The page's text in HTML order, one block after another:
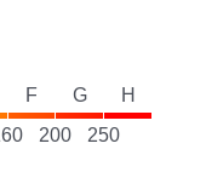
F
200
G
250
H